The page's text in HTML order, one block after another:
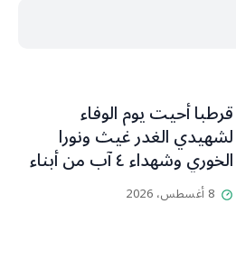
قرطبا أحيت يوم الوفاء
لشهيدي الغدر غيث ونورا
الخوري وشهداء ٤ آب من أبناء
البلدة.. كارين الخوري افرام: لقد
كان بيتنا، بوجود والدي، ينبض
8 أغسطس، 2026